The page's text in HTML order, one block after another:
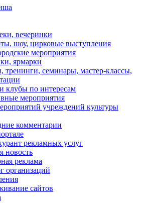
вечеринки
шоу, цирковые выступления
мероприятия
ярмарки
тренинги, семинары, мастер-классы,
клубы по интересам
мероприятия
учреждений культуры
комментарии
рекламных услуг
новость
реклама
организаций
сайтов